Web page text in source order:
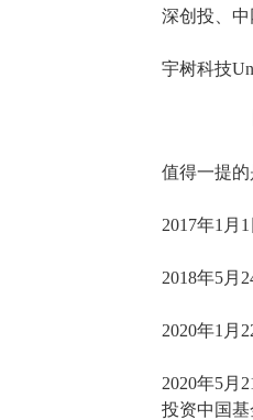
深创投、中
宇树科技
值得一提
2017年1月
2018年5月
2020年1月
2020年5月
投资中国基